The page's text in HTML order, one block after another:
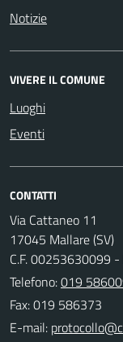
Notizie
VIVERE IL COMUNE
Luoghi
Eventi
CONTATTI
Via Cattaneo 11
17045 Mallare (SV)
C.F. 00253630099
Telefono:019
Fax: 019 586373
E-mail: